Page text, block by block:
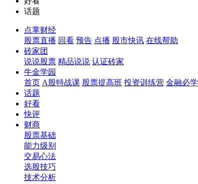
话题
点掌财经
股票直播 回看 预告 点播 股市快讯 在线帮助
砖家团
说说股票 精品说说 认证砖家
牛金学园
首页 A股特战课 股票提高班 投资训练营 金融必学
话题
好看
快评
财商
股票基础
能力级别
交易心法
选股技巧
技术分析